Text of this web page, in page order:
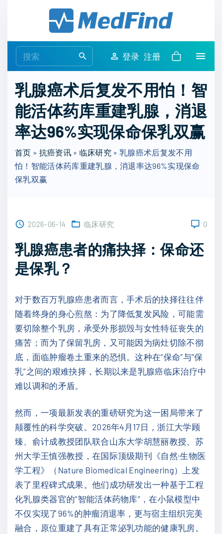
e
r
c
h
f
r
:
登录 注册
乳腺癌术后复发不用怕！智
能活体药库重建乳腺，消退
率达96%实现保命保乳双赢
首页 » 抗癌资讯» 临床研究 »乳腺癌术后复发不用
怕！智能活体药库重建乳腺，消退率达96%实现保命
保乳双赢
2026-06-14 临床研究 0
乳腺癌患者的痛抉择：保命还
是保乳？
对于数百万乳腺癌患者而言，手术后的抉择往往伴
随着终身的身心煎熬：为了降低复发风险，可能需
要切除整个乳房，承受外形损毁与女性特征丧失的
痛苦；而为了保留乳房，又可能因为病灶切除不彻
底，面临肿瘤卷土重来的恐惧。这种在“保命”与“保
乳”之间的艰难抉择，长期以来是乳腺癌临床治疗中
难以调和的矛盾。
然而，一项最新发表的重磅研究为这一困局带来了
颠覆性的科学突破。2026年4月17日，浙江大学顾
臻、俞计成教授团队联合山东大学胡慧丽教授、苏
州大学王慎强教授，在国际顶级期刊《自然·生物医
学工程》（Nature Biomedical Engineering）上发
表了里程碑式成果。他们成功研发出一种基于工程
化乳腺类器官的“智能活体药物库”，在小鼠模型中
不仅实现了96%的肿瘤消退率，更与宿主组织完美
融合，原位重建了具有正常泌乳功能的健康乳房。